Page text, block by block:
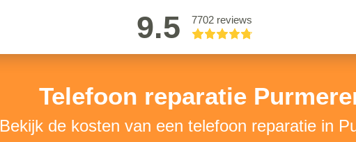
9.5 7702 reviews
Telefoon reparatie
Bekijk de kosten van een telefoon reparatie in